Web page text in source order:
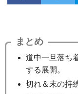
まとめ
道中一旦落ち
する展開。
切れ＆末の持